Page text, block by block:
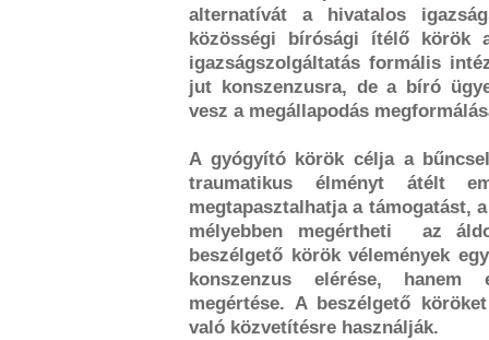
alternatívát a hivatalos
közösségi bírósági ítélő körök
igazságszolgáltatás formális
jut konszenzusra, de a bíró
vesz a megállapodás
A gyógyító körök célja a
traumatikus élményt átélt
megtapasztalhatja a támogatást,
mélyebben megértheti az
beszélgető körök vélemények
konszenzus elérése, hanem
megértése. A beszélgető
való közvetítésre használják.